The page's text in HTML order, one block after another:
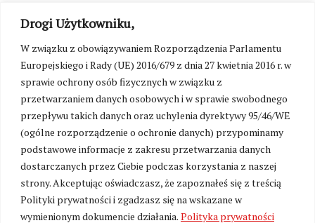
Drogi Użytkowniku,
W związku z obowiązywaniem Rozporządzenia Parlamentu
Europejskiego i Rady (UE) 2016/679 z dnia 27 kwietnia 2016 r. w
sprawie ochrony osób fizycznych w związku z
przetwarzaniem danych osobowych i w sprawie swobodnego
przepływu takich danych oraz uchylenia dyrektywy 95/46/WE
(ogólne rozporządzenie o ochronie danych) przypominamy
podstawowe informacje z zakresu przetwarzania danych
dostarczanych przez Ciebie podczas korzystania z naszej
strony. Akceptując oświadczasz, że zapoznałeś się z treścią
Polityki prywatności i zgadzasz się na wskazane w
wymienionym dokumencie działania. Polityka prywatności